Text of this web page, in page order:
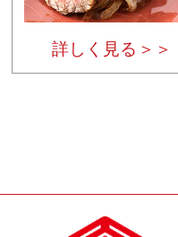
詳しく見る＞＞